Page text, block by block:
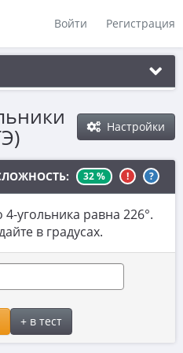
Войти Регистрация
5
Числовые
Настройки
32 % ! ?
угольника равна 226°.
в градусах.
+ в тест